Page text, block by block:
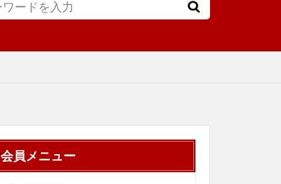
会員メニュー